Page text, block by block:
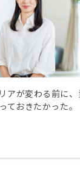
アが変わる前に、
ておきたかった。